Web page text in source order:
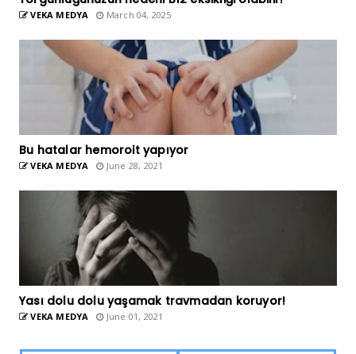
VEKA MEDYA March 04, 2025
Bu hatalar hemoroit yapıyor
VEKA MEDYA June 28, 2021
Yası dolu dolu yaşamak travmadan koruyor!
VEKA MEDYA June 01, 2021